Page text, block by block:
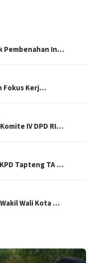
Pembenahan In…
Fokus Kerj…
IV DPD RI…
Tapteng TA …
Wali Kota …